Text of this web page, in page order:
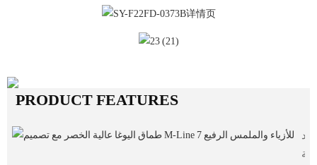
PRODUCT FEATURES